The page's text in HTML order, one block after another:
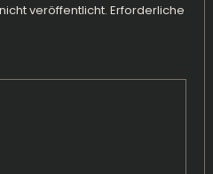
veröffentlicht. Erforderliche